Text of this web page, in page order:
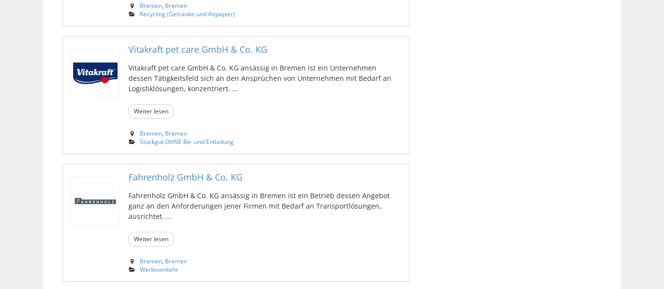
Bremen, Bremen
Recycling (Getränke und Altpapier)
Vitakraft pet care GmbH & Co. KG
Vitakraft pet care GmbH & Co. KG ansässig in Bremen ist ein Unternehmen
dessen Tätigkeitsfeld sich an den Ansprüchen von Unternehmen mit Bedarf an
Logistiklösungen, konzentriert. ...
Weiter lesen
Bremen, Bremen
Stückgut OHNE Be- und Entladung
Fahrenholz GmbH & Co. KG
Fahrenholz GmbH & Co. KG ansässig in Bremen ist ein Betrieb dessen Angebot
ganz an den Anforderungen jener Firmen mit Bedarf an Transportlösungen,
ausrichtet. ...
Weiter lesen
Bremen, Bremen
Werksverkehr